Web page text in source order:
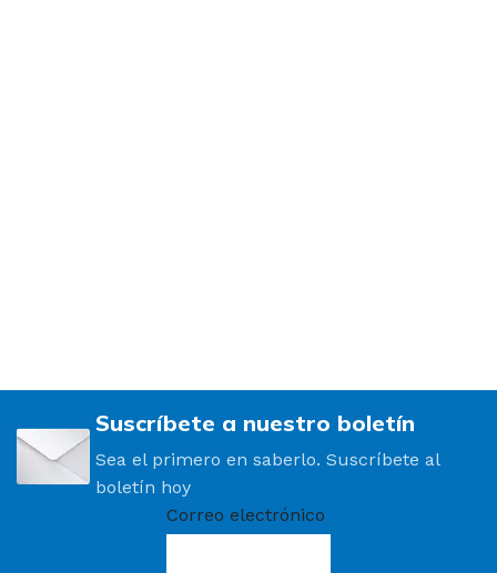
Suscríbete a nuestro boletín
Sea el primero en saberlo. Suscríbete al
boletín hoy
Correo electrónico